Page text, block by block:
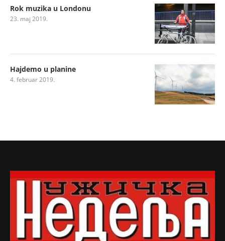
Rok muzika u Londonu
23. maj 2019.
Hajdemo u planine
4. februar 2019.